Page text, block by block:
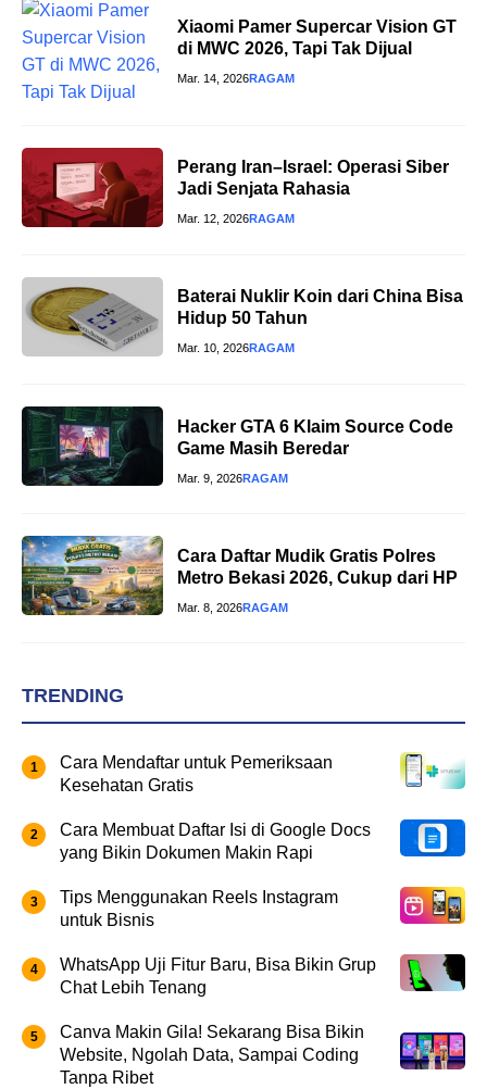
Xiaomi Pamer Supercar Vision GT
di MWC 2026, Tapi Tak Dijual
Mar. 14, 2026RAGAM
Perang Iran–Israel: Operasi Siber
Jadi Senjata Rahasia
Mar. 12, 2026RAGAM
Baterai Nuklir Koin dari China Bisa
Hidup 50 Tahun
Mar. 10, 2026RAGAM
Hacker GTA 6 Klaim Source Code
Game Masih Beredar
Mar. 9, 2026RAGAM
Cara Daftar Mudik Gratis Polres
Metro Bekasi 2026, Cukup dari HP
Mar. 8, 2026RAGAM
TRENDING
Cara Mendaftar untuk Pemeriksaan
Kesehatan Gratis
Cara Membuat Daftar Isi di Google Docs
yang Bikin Dokumen Makin Rapi
Tips Menggunakan Reels Instagram
untuk Bisnis
WhatsApp Uji Fitur Baru, Bisa Bikin Grup
Chat Lebih Tenang
Canva Makin Gila! Sekarang Bisa Bikin
Website, Ngolah Data, Sampai Coding
Tanpa Ribet